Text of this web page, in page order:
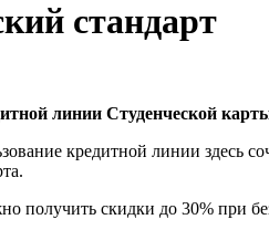
стандарт
линии Студенческой
кредитной линии здесь
получить скидки до 30% при